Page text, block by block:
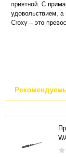
приятной. С
удовольствием,
Croxy – это